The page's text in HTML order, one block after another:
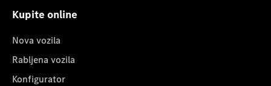
Kupite online
Nova vozila
Rabljena vozila
Konfigurator